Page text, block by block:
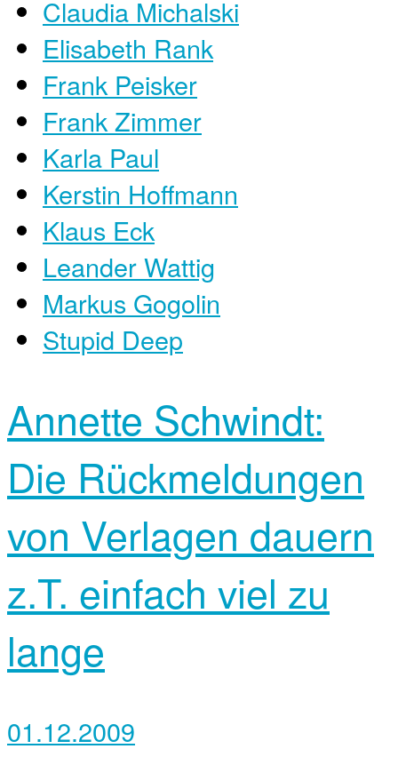
Claudia Michalski
Elisabeth Rank
Frank Peisker
Frank Zimmer
Karla Paul
Kerstin Hoffmann
Klaus Eck
Leander Wattig
Markus Gogolin
Stupid Deep
Annette Schwindt:
Die Rückmeldungen
von Verlagen dauern
z.T. einfach viel zu
lange
01.12.2009